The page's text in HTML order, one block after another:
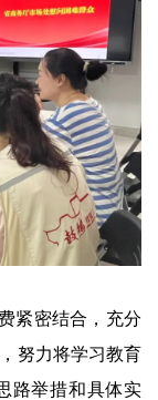
紧密结合，充分
努力将学习教育
路举措和具体实